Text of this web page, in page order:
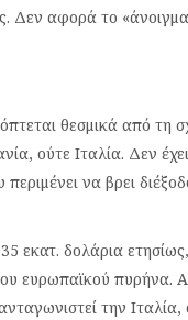
Δεν αφορά το
θεσμικά από τη
ούτε Ιταλία. Δεν έχει
να βρει
εκατ. δολάρια
ευρωπαϊκού πυρήνα.
την Ιταλία,